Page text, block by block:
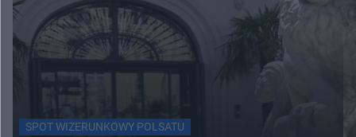
SPOT WIZERUNKOWY POLSATU